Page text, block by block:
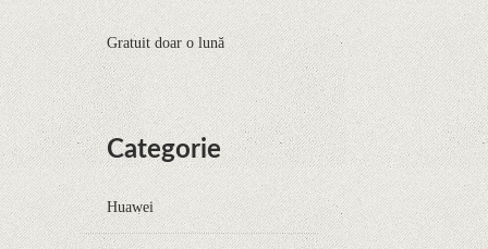
Gratuit doar o lună
Categorie
Huawei